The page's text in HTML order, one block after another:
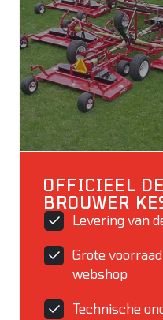
OFFICIEEL
BROUWER
Levering van
Grote
webshop
Technische